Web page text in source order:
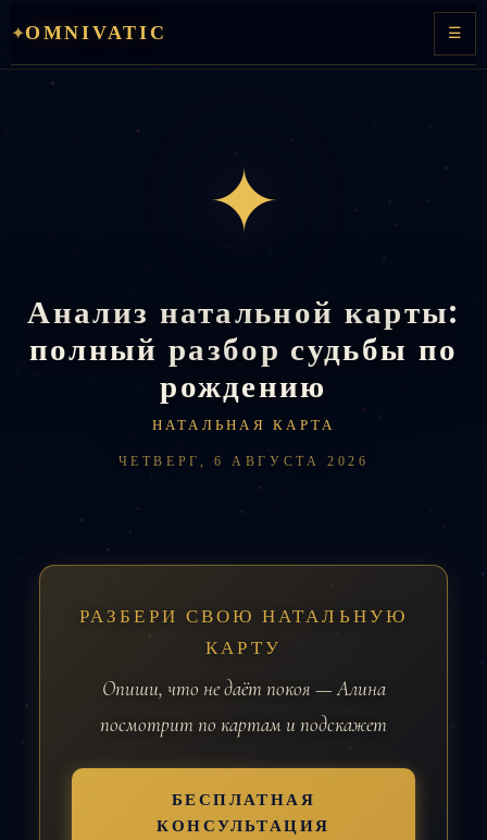
содержимому
✦OMNIVATIC ☰
✦
Анализ натальной карты:
полный разбор судьбы по
рождению
НАТАЛЬНАЯ КАРТА
ЧЕТВЕРГ, 6 АВГУСТА 2026
РАЗБЕРИ СВОЮ НАТАЛЬНУЮ
КАРТУ
Опиши, что не даёт покоя — Алина
посмотрит по картам и подскажет
БЕСПЛАТНАЯ
КОНСУЛЬТАЦИЯ